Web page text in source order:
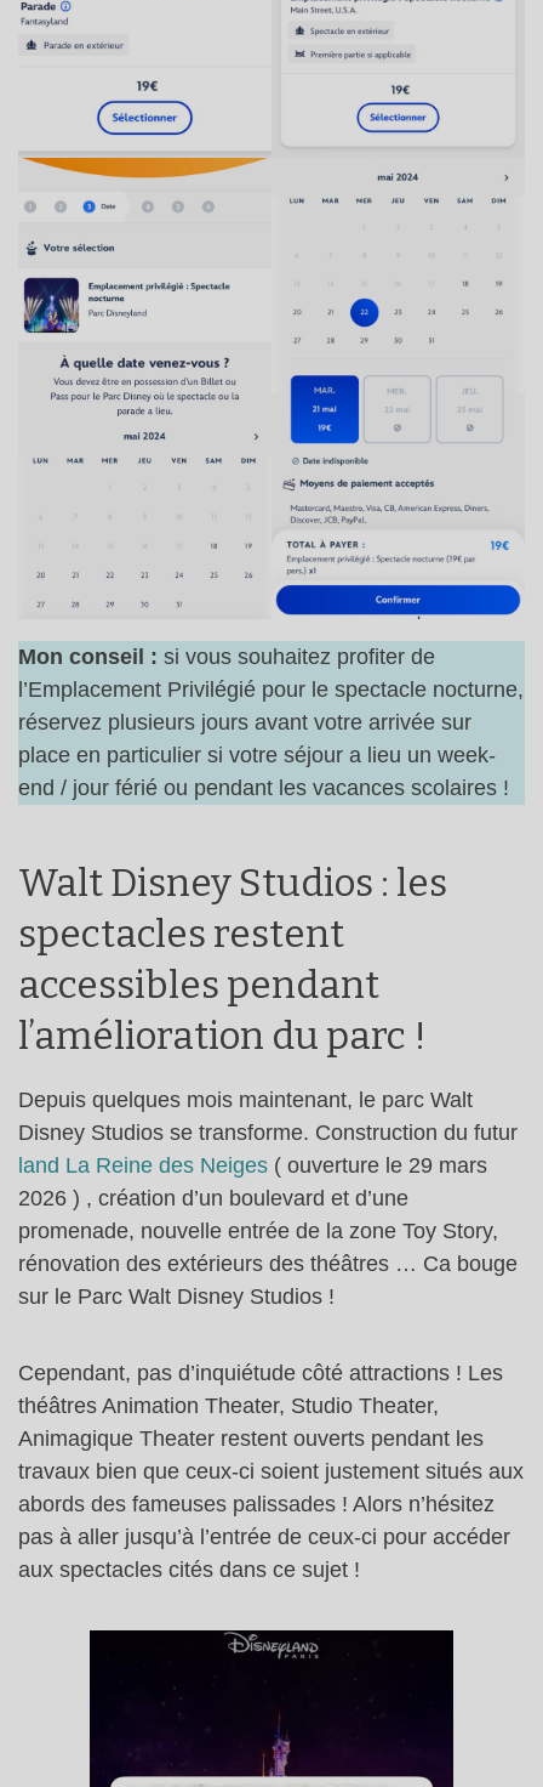
Mon conseil : si vous souhaitez profiter de
l’Emplacement Privilégié pour le spectacle nocturne,
réservez plusieurs jours avant votre arrivée sur
place en particulier si votre séjour a lieu un week-
end / jour férié ou pendant les vacances scolaires !
Walt Disney Studios : les
spectacles restent
accessibles pendant
l’amélioration du parc !
Depuis quelques mois maintenant, le parc Walt
Disney Studios se transforme. Construction du futur
land La Reine des Neiges ( ouverture le 29 mars
2026 ) , création d’un boulevard et d’une
promenade, nouvelle entrée de la zone Toy Story,
rénovation des extérieurs des théâtres … Ca bouge
sur le Parc Walt Disney Studios !
Cependant, pas d’inquiétude côté attractions ! Les
théâtres Animation Theater, Studio Theater,
Animagique Theater restent ouverts pendant les
travaux bien que ceux-ci soient justement situés aux
abords des fameuses palissades ! Alors n’hésitez
pas à aller jusqu’à l’entrée de ceux-ci pour accéder
aux spectacles cités dans ce sujet !